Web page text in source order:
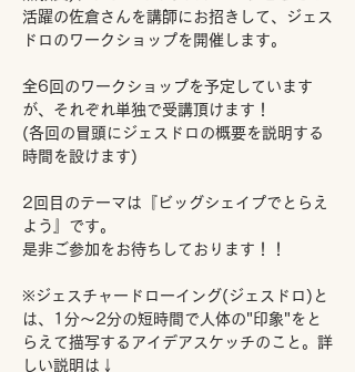
活躍の佐倉さんを講師にお招きして、ジェス
ドロのワークショップを開催します。
全6回のワークショップを予定しています
が、それぞれ単独で受講頂けます！
(各回の冒頭にジェスドロの概要を説明する
時間を設けます)
2回目のテーマは『ビッグシェイプでとらえ
よう』です。
是非ご参加をお待ちしております！！
※ジェスチャードローイング(ジェスドロ)と
は、1分～2分の短時間で人体の"印象"をと
らえて描写するアイデアスケッチのこと。詳
しい説明は↓